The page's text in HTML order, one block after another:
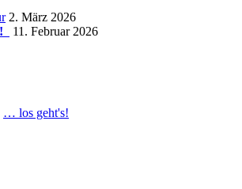
2. März 2026
11. Februar 2026
… los geht's!